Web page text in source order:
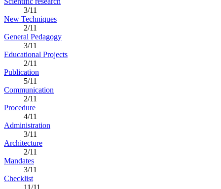
3/11
New Techniques
2/11
General Pedagogy
3/11
Educational Projects
2/11
Publication
5/11
Communication
2/11
Procedure
4/11
Administration
3/11
Architecture
2/11
Mandates
3/11
Checklist
11/11